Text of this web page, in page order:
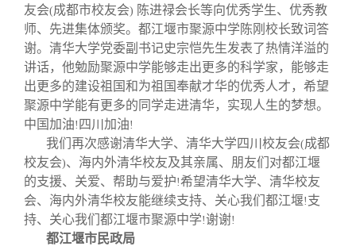
制度法规
联系我们
友会(成都市校友会) 陈进禄会长等向优秀学生、优秀教
师、先进集体颁奖。都江堰市聚源中学陈刚校长致词答
谢。清华大学党委副书记史宗恺先生发表了热情洋溢的
讲话，他勉励聚源中学能够走出更多的科学家，能够走
出更多的建设祖国和为祖国奉献才华的优秀人才，希望
聚源中学能有更多的同学走进清华，实现人生的梦想。
中国加油! 四川加油!
我们再次感谢清华大学、清华大学四川校友会(成都
校友会)、海内外清华校友及其亲属、朋友们对都江堰
的支援、关爱、帮助与爱护!希望清华大学、清华校友
会、海内外清华校友能继续支持、关心我们都江堰! 支
持、关心我们都江堰市聚源中学!谢谢!
都江堰市民政局